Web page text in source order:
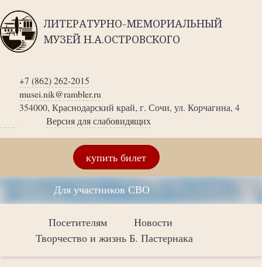
ЛИТЕРАТУРНО-МЕМОРИАЛЬНЫЙ
МУЗЕЙ Н.А.ОСТРОВСКОГО
+7 (862) 262-2015
musei.nik@rambler.ru
354000, Краснодарский край, г. Сочи, ул. Корчагина, 4
Версия для слабовидящих
купить билет
Для участников СВО
Посетителям
Новости
Творчество и жизнь Б. Пастернака